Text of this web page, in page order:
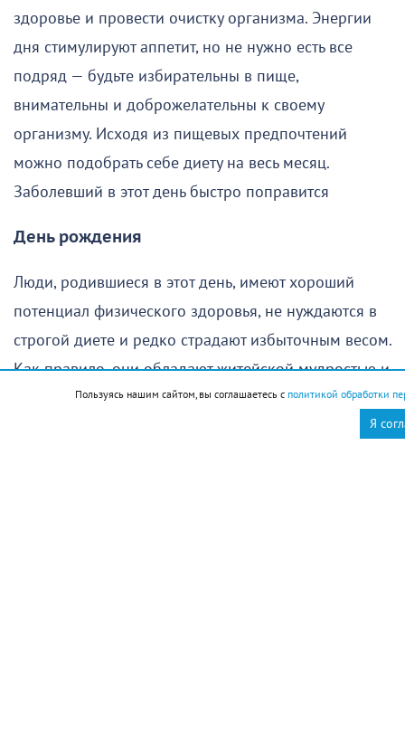
здоровье и провести очистку организма. Энергии
дня стимулируют аппетит, но не нужно есть все
подряд — будьте избирательны в пище,
внимательны и доброжелательны к своему
организму. Исходя из пищевых предпочтений
можно подобрать себе диету на весь месяц.
Заболевший в этот день быстро поправится
День рождения
Люди, родившиеся в этот день, имеют хороший
потенциал физического здоровья, не нуждаются в
строгой диете и редко страдают избыточным весом.
Как правило, они обладают житейской мудростью и
бывают очень привязаны к близким
Пользуясь нашим сайтом, вы соглашаетесь с политикой обработки
Я